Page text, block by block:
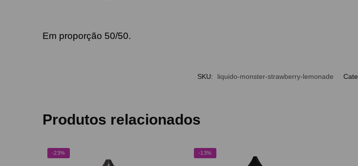
Em proporção 50/50.
SKU: liquido-monster-strawberry-lemonade
Produtos relacionados
-23% -13%